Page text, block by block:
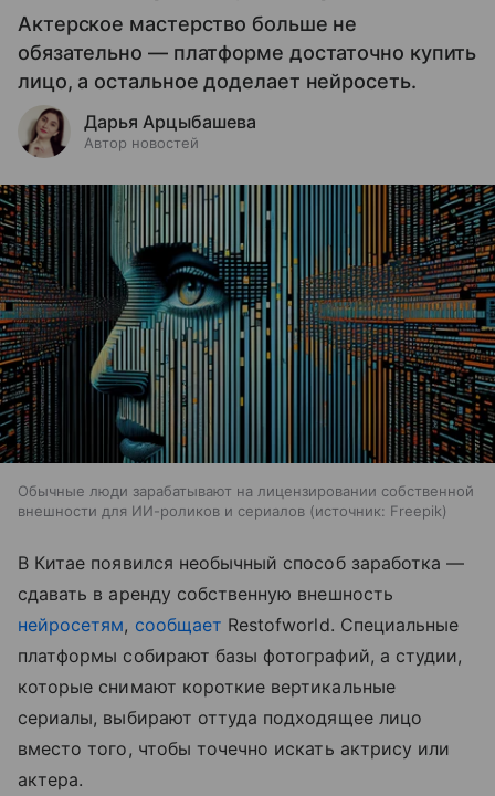
Актерское мастерство больше не
обязательно — платформе достаточно купить
лицо, а остальное доделает нейросеть.
Дарья Арцыбашева
Автор новостей
Обычные люди зарабатывают на лицензировании собственной
внешности для ИИ-роликов и сериалов
источник: Freepik
В Китае появился необычный способ заработка —
сдавать в аренду собственную внешность
нейросетям, сообщает Restofworld. Специальные
платформы собирают базы фотографий, а студии,
которые снимают короткие вертикальные
сериалы, выбирают оттуда подходящее лицо
вместо того, чтобы точечно искать актрису или
актера.